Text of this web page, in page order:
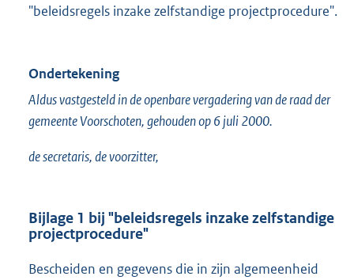
"beleidsregels inzake zelfstandige projectprocedure".
Ondertekening
Aldus vastgesteld in de openbare vergadering van de raad der
gemeente Voorschoten, gehouden op 6 juli 2000.
de secretaris, de voorzitter,
Bijlage 1 bij "beleidsregels inzake zelfstandige
projectprocedure"
Bescheiden en gegevens die in zijn algemeenheid